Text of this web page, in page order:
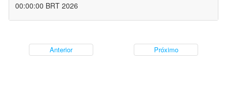
00:00:00 BRT 2026
Anterior Próximo